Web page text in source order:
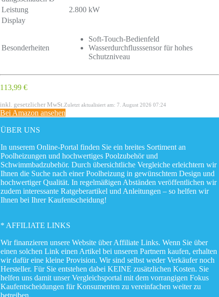
Leistung
2.800 kW
Display
Besonderheiten
Soft-Touch-Bedienfeld
Wasserdurchflusssensor für hohes
Schutzniveau
113,99 €
inkl. gesetzlicher MwSt. Zuletzt aktualisiert am: 7. August 2026 07:24
Bei Amazon ansehen
ÜBER UNS
In unserem Online-Portal finden Sie ein breites Sortiment an
Poolheizungen und hochwertiges Poolzubehör und
Schwimmbadzubehör. Durch übersichtliche Vergleiche erleichtern wir
Ihnen die Suche nach einer Poolheizung in gewünschtem Design und
hochwertiger Qualität. In regelmäßigen Abständen veröffentlichen wir
zudem interessante Ratgeberartikel und Anleitungen – so helfen wir
Ihnen bei Ihrer Kaufentscheidung!
* AFFILIATE LINKS
Wir finanzieren unsere Website über Affiliate Links. Wenn Sie über
einen solchen Link einen Artikel bei unseren Partnern kaufen, erhalten
wir dafür eine kleine Provision. Wir sind selbst weder Verkäufer noch
Hersteller. Für Sie entstehen dabei KEINE zusätzlichen Kosten. Sie
helfen uns damit unser Vergleichsportal mit dem vorrangigen Fokus
Kaufentscheidungen für Konsumenten zu vereinfachen weiter zu
betreiben.